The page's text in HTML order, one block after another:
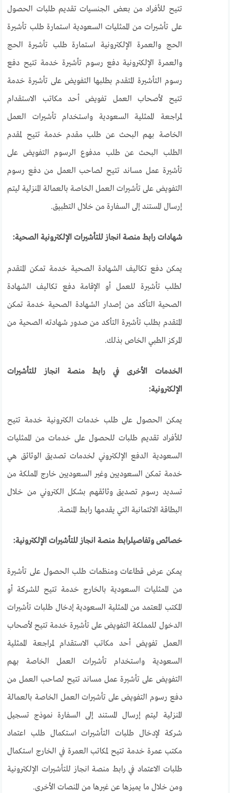
تتيح للأفراد من بعض الجنسيات تقديم طلبات الحصول
على تأشيرات من الممثليات السعودية استمارة طلب تأشيرة
الحج والعمرة الإلكترونية استمارة طلب تأشيرة الحج
والعمرة الإلكترونية دفع رسوم تأشيرة خدمة تتيح دفع
رسوم التأشيرة المتقدم بطلبها التفويض على تأشيرة خدمة
تتيح لأصحاب العمل تفويض أحد مكاتب الاستقدام
لمراجعة الممثلية السعودية واستخدام تأشيرات العمل
الخاصة بهم البحث عن طلب مقدم خدمة تتيح لمقدم
الطلب البحث عن طلب مدفوع الرسوم التفويض على
تأشيرة عمل مساند تتيح لصاحب العمل من دفع رسوم
التفويض على تأشيرات العمل الخاصة بالعمالة المنزلية ليتم
إرسال المستند إلى السفارة من خلال التطبيق.
شهادات رابط منصة انجاز للتأشيرات الإلكترونية الصحية:
يمكن دفع تكاليف الشهادة الصحية خدمة تمكن المتقدم
لطلب تأشيرة للعمل أو الإقامة دفع تكاليف الشهادة
الصحية التأكد من إصدار الشهادة الصحية خدمة تمكن
المتقدم بطلب تأشيرة التأكد من صدور شهادته الصحية من
المركز الطبي الخاص بذلك.
الخدمات الأخرى في رابط منصة انجاز للتأشيرات
الإلكترونية:
يمكن الحصول على طلب خدمات الكترونية خدمة تتيح
للأفراد تقديم طلبات للحصول على خدمات من الممثليات
السعودية الدفع الإلكتروني لخدمات تصديق الوثائق هي
خدمة تمكن السعوديين وغير السعوديين خارج المملكة من
تسديد رسوم تصديق وثائقهم بشكل الكتروني من خلال
البطاقة الائتمانية التي يقدمها رابط المنصة.
خصائص وتفاصيلرابط منصة انجاز للتأشيرات الإلكترونية:
يمكن عرض قطاعات ومنظمات طلب الحصول على تأشيرة
من الممثليات السعودية بالخارج خدمة تتيح للشركة أو
المكتب المعتمد من الممثلية السعودية إدخال طلبات تأشيرات
الدخول للمملكة التفويض على تأشيرة خدمة تتيح لأصحاب
العمل تفويض أحد مكاتب الاستقدام لمراجعة الممثلية
السعودية واستخدام تأشيرات العمل الخاصة بهم
التفويض على تأشيرة عمل مساند تتيح لصاحب العمل من
دفع رسوم التفويض على تأشيرات العمل الخاصة بالعمالة
المنزلية ليتم إرسال المستند إلى السفارة نموذج تسجيل
شركة لإدخال طلبات التأشيرات استكمال طلب اعتماد
مكتب عمرة خدمة تتيح لمكاتب العمرة في الخارج استكمال
طلبات الاعتماد في رابط منصة انجاز للتأشيرات الإلكترونية
ومن خلال ما يميزها عن غيرها من المنصات الأخرى.